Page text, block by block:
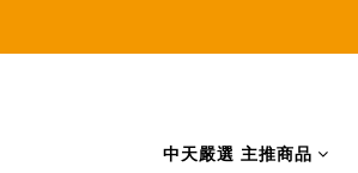
中天嚴選 主推商品